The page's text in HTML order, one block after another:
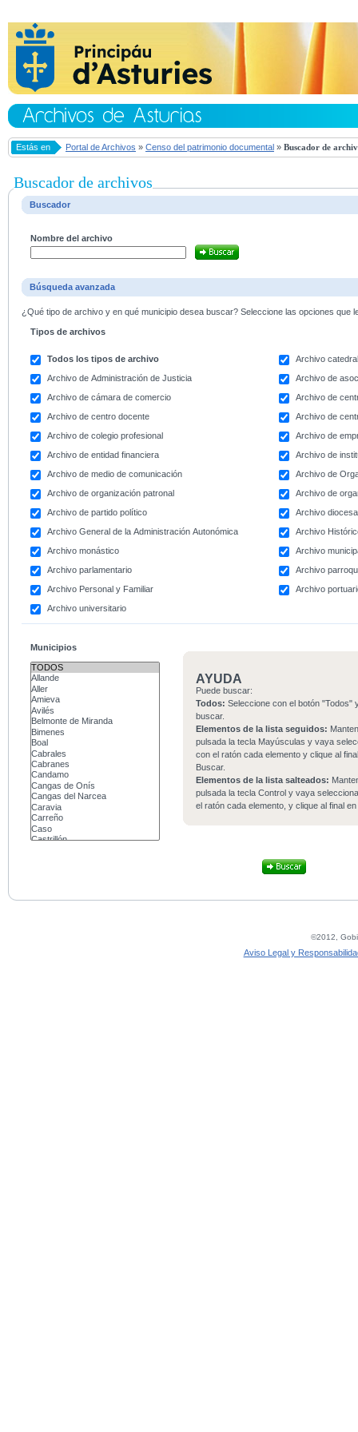
Estás en Portal de Archivos » Censo del patrimonio documental » Buscador de
Buscador de archivos
Buscador
Nombre del archivo
Búsqueda avanzada
¿Qué tipo de archivo y en qué municipio desea buscar? Seleccione las opciones que
Tipos de archivos
Todos los tipos de archivo
Archivo
Archivo de Administración de Justicia
Archivo de
Archivo de cámara de comercio
Archivo de
Archivo de centro docente
Archivo de
Archivo de colegio profesional
Archivo de
Archivo de entidad financiera
Archivo de
Archivo de medio de comunicación
Archivo de
Archivo de organización patronal
Archivo de
Archivo de partido político
Archivo
Archivo General de la Administración Autonómica
Archivo
Archivo monástico
Archivo
Archivo parlamentario
Archivo
Archivo Personal y Familiar
Archivo
Archivo universitario
Municipios
AYUDA
Puede buscar:
Todos: Seleccione con el botón "Todos"
buscar.
Elementos de la lista seguidos:
pulsada la tecla Mayúsculas y vaya
con el ratón cada elemento y clique al
Buscar.
Elementos de la lista salteados:
pulsada la tecla Control y vaya
el ratón cada elemento, y clique al final
©2012,
Aviso Legal y